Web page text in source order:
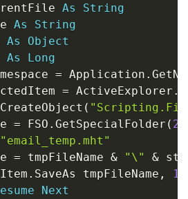
As
String
As
String
As
Object
As
Long
= Application .
= ActiveExplorer .
CreateObject (
= FSO . GetSpecialFolder ( 2
"email_temp.mht"
= tmpFileName & "\" &
. SaveAs tmpFileName ,
10
Next